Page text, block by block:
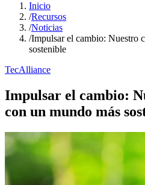
Inicio
/Recursos
/Noticias
/Impulsar el cambio: Nuestro
sostenible
TecAlliance
Impulsar el cambio:
con un mundo más